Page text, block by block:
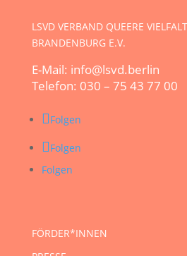
LSVD VERBAND QUEERE
BRANDENBURG E.V.
E-Mail: info@lsvd.berlin
Telefon: 030 – 75 43 77 00
Folgen
Folgen
Folgen
FÖRDER*INNEN